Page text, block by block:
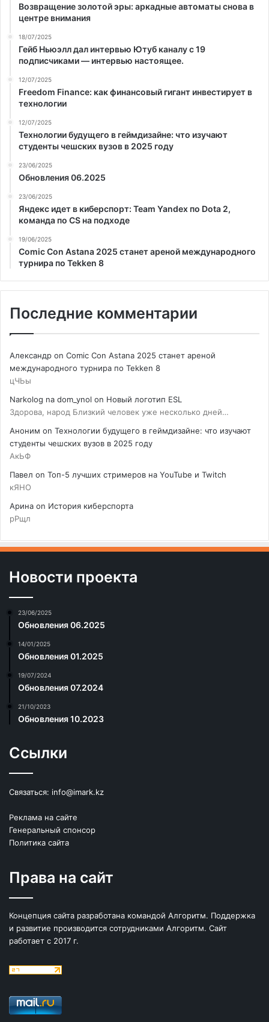
Возвращение золотой эры: аркадные автоматы снова в
центре внимания
18/07/2025
Гейб Ньюэлл дал интервью Ютуб каналу с 19
подписчиками — интервью настоящее.
12/07/2025
Freedom Finance: как финансовый гигант инвестирует в
технологии
12/07/2025
Технологии будущего в геймдизайне: что изучают
студенты чешских вузов в 2025 году
23/06/2025
Обновления 06.2025
23/06/2025
Яндекс идет в киберспорт: Team Yandex по Dota 2,
команда по CS на подходе
19/06/2025
Comic Con Astana 2025 станет ареной международного
турнира по Tekken 8
Последние комментарии
Александр on Comic Con Astana 2025 станет ареной
международного турнира по Tekken 8
цЧЬы
Narkolog na dom_ynol on Новый логотип ESL
Здорова, народ Близкий человек уже несколько дней…
Аноним on Технологии будущего в геймдизайне: что изучают
студенты чешских вузов в 2025 году
АкЬФ
Павел on Топ-5 лучших стримеров на YouTube и Twitch
кЯНО
Арина on История киберспорта
рРщл
Новости проекта
23/06/2025
Обновления 06.2025
14/01/2025
Обновления 01.2025
19/07/2024
Обновления 07.2024
21/10/2023
Обновления 10.2023
Ссылки
Связаться: info@imark.kz
Реклама на сайте
Генеральный спонсор
Политика сайта
Права на сайт
Концепция сайта разработана командой Алгоритм. Поддержка
и развитие производится сотрудниками Алгоритм. Сайт
работает с 2017 г.